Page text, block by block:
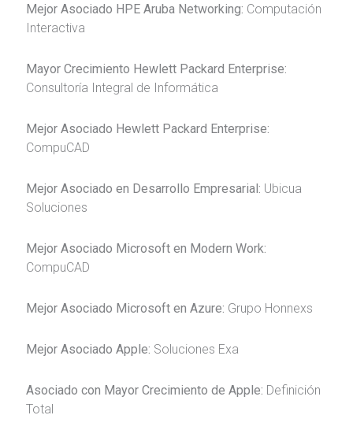
Mejor Asociado HPE Aruba Networking: Computación
Interactiva
Mayor Crecimiento Hewlett Packard Enterprise:
Consultoría Integral de Informática
Mejor Asociado Hewlett Packard Enterprise:
CompuCAD
Mejor Asociado en Desarrollo Empresarial: Ubicua
Soluciones
Mejor Asociado Microsoft en Modern Work:
CompuCAD
Mejor Asociado Microsoft en Azure: Grupo Honnexs
Mejor Asociado Apple: Soluciones Exa
Asociado con Mayor Crecimiento de Apple: Definición
Total